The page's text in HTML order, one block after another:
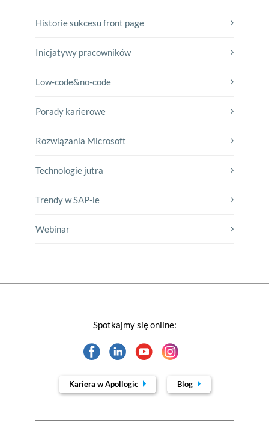
Historie sukcesu front page
Inicjatywy pracowników
Low-code&no-code
Porady karierowe
Rozwiązania Microsoft
Technologie jutra
Trendy w SAP-ie
Webinar
Spotkajmy się online:
Kariera w Apollogic Blog